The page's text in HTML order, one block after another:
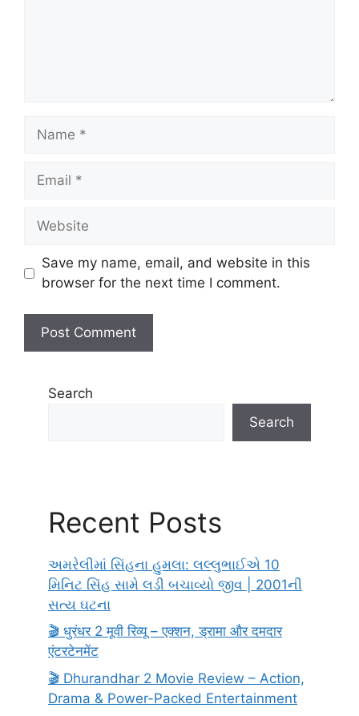
Name
Email
Website
Save my name, email, and website in this
browser for the next time I comment.
Search
Search
Recent Posts
અમરેલીમાં સિંહના હુમલા: લલ્લુભાઈએ 10
મિનિટ સિંહ સામે લડી બચાવ્યો જીવ | 2001ની
સત્ય ઘટના
🎬 धुरंधर 2 मूवी रिव्यू – एक्शन, ड्रामा और दमदार
एंटरटेनमेंट
🎬 Dhurandhar 2 Movie Review – Action,
Drama & Power-Packed Entertainment